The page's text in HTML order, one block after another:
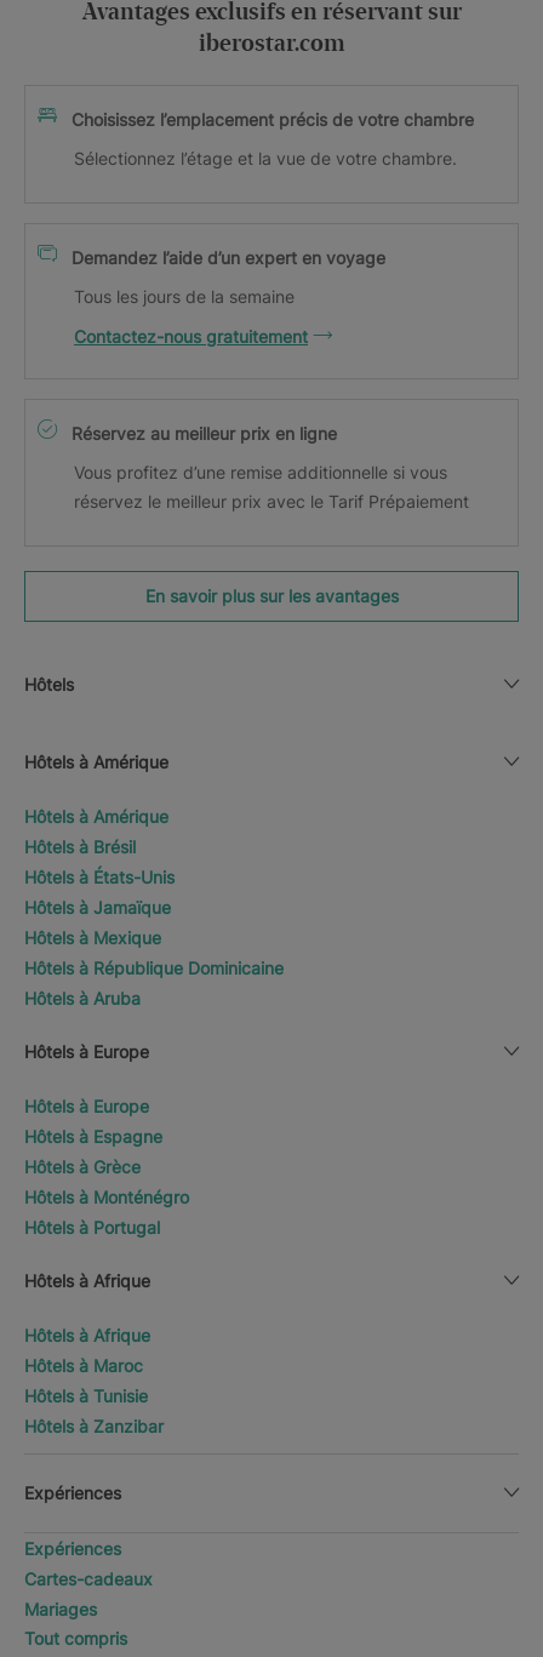
Avantages exclusifs en réservant sur
iberostar.com
Choisissez l’emplacement précis de votre chambre
Sélectionnez l’étage et la vue de votre chambre.
Demandez l’aide d’un expert en voyage
Tous les jours de la semaine
Contactez-nous gratuitement
Réservez au meilleur prix en ligne
Vous profitez d’une remise additionnelle si vous
réservez le meilleur prix avec le Tarif Prépaiement
En savoir plus sur les avantages
Hôtels
Hôtels à Amérique
Hôtels à Amérique
Hôtels à Brésil
Hôtels à États-Unis
Hôtels à Jamaïque
Hôtels à Mexique
Hôtels à République Dominicaine
Hôtels à Aruba
Hôtels à Europe
Hôtels à Europe
Hôtels à Espagne
Hôtels à Grèce
Hôtels à Monténégro
Hôtels à Portugal
Hôtels à Afrique
Hôtels à Afrique
Hôtels à Maroc
Hôtels à Tunisie
Hôtels à Zanzibar
Expériences
Expériences
Cartes-cadeaux
Mariages
Tout compris